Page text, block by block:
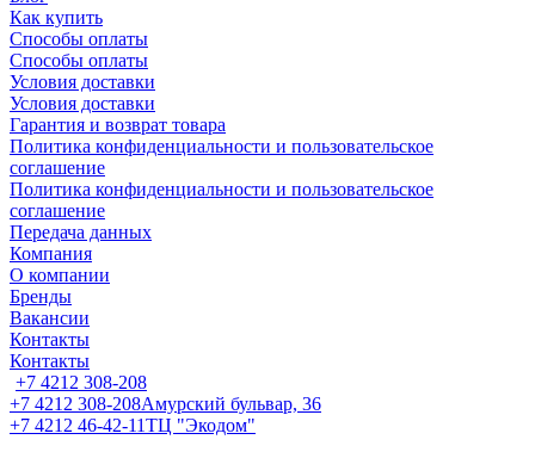
Как купить
Способы оплаты
Способы оплаты
Условия доставки
Условия доставки
Гарантия и возврат товара
Политика конфиденциальности и пользовательское
соглашение
Политика конфиденциальности и пользовательское
соглашение
Передача данных
Компания
О компании
Бренды
Вакансии
Контакты
Контакты
+7 4212 308-208
+7 4212 308-208Амурский бульвар, 36
+7 4212 46-42-11ТЦ "Экодом"